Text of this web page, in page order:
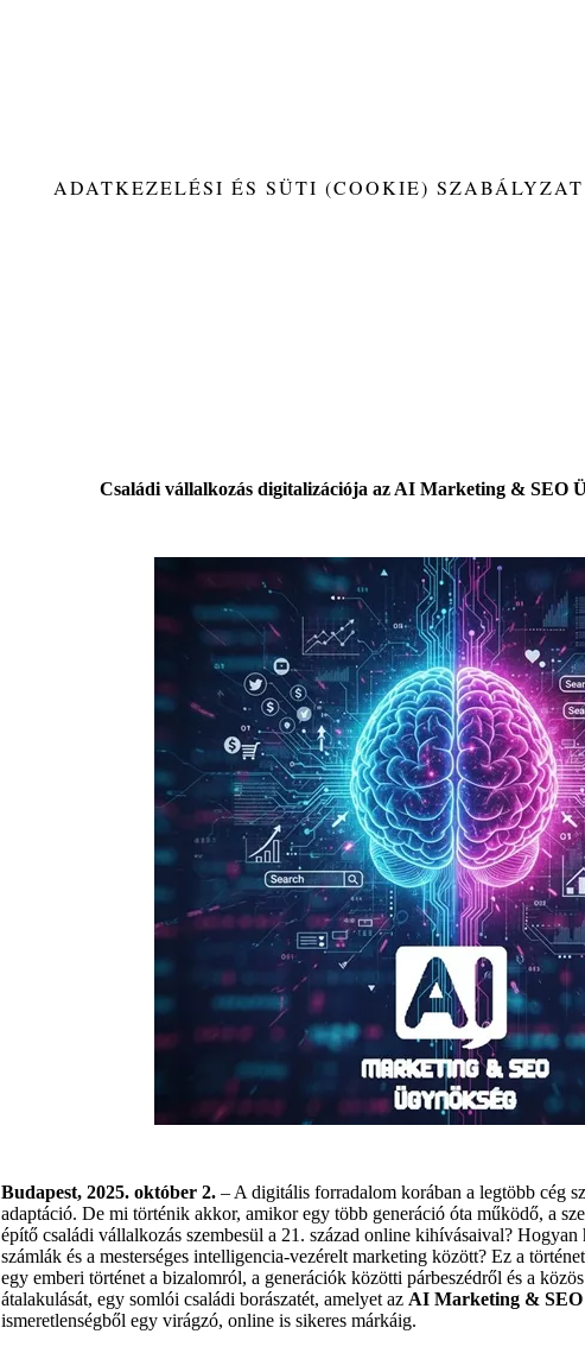
ADATKEZELÉSI ÉS SÜTI (COOKIE) SZABÁLYZAT
Családi vállalkozás digitalizációja az AI Marketing & SEO
Budapest, 2025. október 2. – A digitális forradalom korában a legtöbb cég
adaptáció. De mi történik akkor, amikor egy több generáció óta működő, a
építő családi vállalkozás szembesül a 21. század online kihívásaival? Hogyan
számlák és a mesterséges intelligencia-vezérelt marketing között? Ez a
egy emberi történet a bizalomról, a generációk közötti párbeszédről és a
átalakulását, egy somlói családi borászatét, amelyet az AI Marketing & SEO
ismeretlenségből egy virágzó, online is sikeres márkáig.